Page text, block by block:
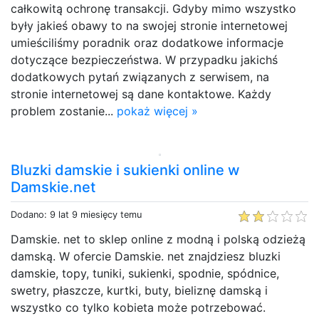
całkowitą ochronę transakcji. Gdyby mimo wszystko
były jakieś obawy to na swojej stronie internetowej
umieściliśmy poradnik oraz dodatkowe informacje
dotyczące bezpieczeństwa. W przypadku jakichś
dodatkowych pytań związanych z serwisem, na
stronie internetowej są dane kontaktowe. Każdy
problem zostanie... pokaż więcej »
Bluzki damskie i sukienki online w
Damskie.net
Dodano: 9 lat 9 miesięcy temu
Damskie. net to sklep online z modną i polską odzieżą
damską. W ofercie Damskie. net znajdziesz bluzki
damskie, topy, tuniki, sukienki, spodnie, spódnice,
swetry, płaszcze, kurtki, buty, bieliznę damską i
wszystko co tylko kobieta może potrzebować.